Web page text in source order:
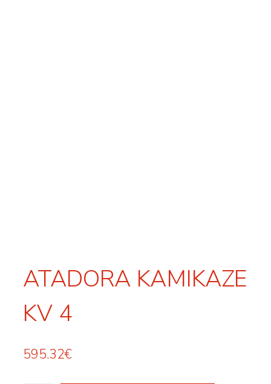
ATADORA KAMIKAZE
KV 4
595.32€